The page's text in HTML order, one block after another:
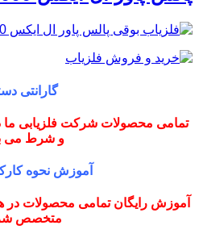
گارانتی
تمامی محصولات شرکت فلزیابی ما
و شرط می
آموزش نحوه
آموزش رایگان تمامی محصولات در
متخصص